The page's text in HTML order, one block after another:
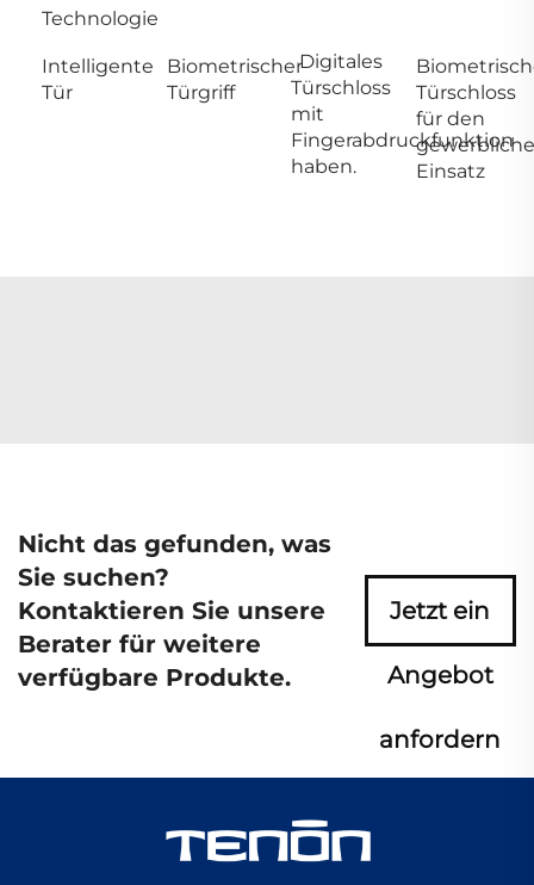
Technologie
Intelligente
Tür
Biometrischer
Türgriff
Digitales
Türschloss
mit
Fingerabdruckfunktion
haben.
Türschloss
für den
Einsatz
Nicht das gefunden, was
Sie suchen?
Kontaktieren Sie unsere
Berater für weitere
verfügbare Produkte.
Jetzt ein
Angebot
anfordern